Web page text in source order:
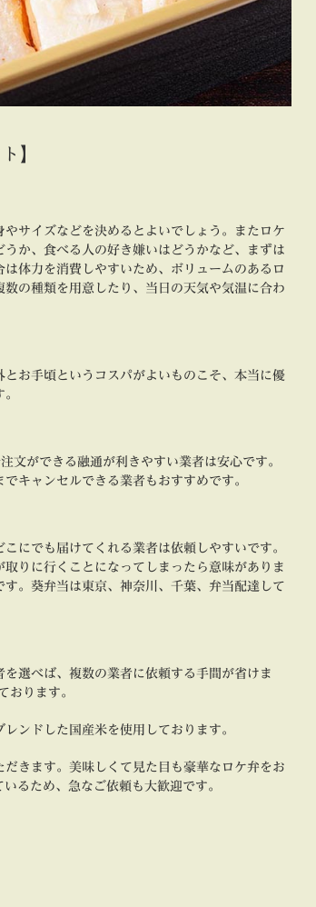
】
サイズなどを決めるとよいでしょう。またロケ
か、食べる人の好き嫌いはどうかなど、まずは
体力を消費しやすいため、ボリュームのあるロ
の種類を用意したり、当日の天気や気温に合わ
お手頃というコスパがよいものこそ、本当に優
文ができる融通が利きやすい業者は安心です。
キャンセルできる業者もおすすめです。
にでも届けてくれる業者は依頼しやすいです。
りに行くことになってしまったら意味がありま
。葵弁当は東京、神奈川、千葉、弁当配達して
選べば、複数の業者に依頼する手間が省けま
おります。
ンドした国産米を使用しております。
きます。美味しくて見た目も豪華なロケ弁をお
るため、急なご依頼も大歓迎です。